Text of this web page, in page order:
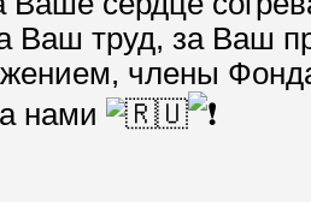
Ваш труд, за Ваш
члены
нами